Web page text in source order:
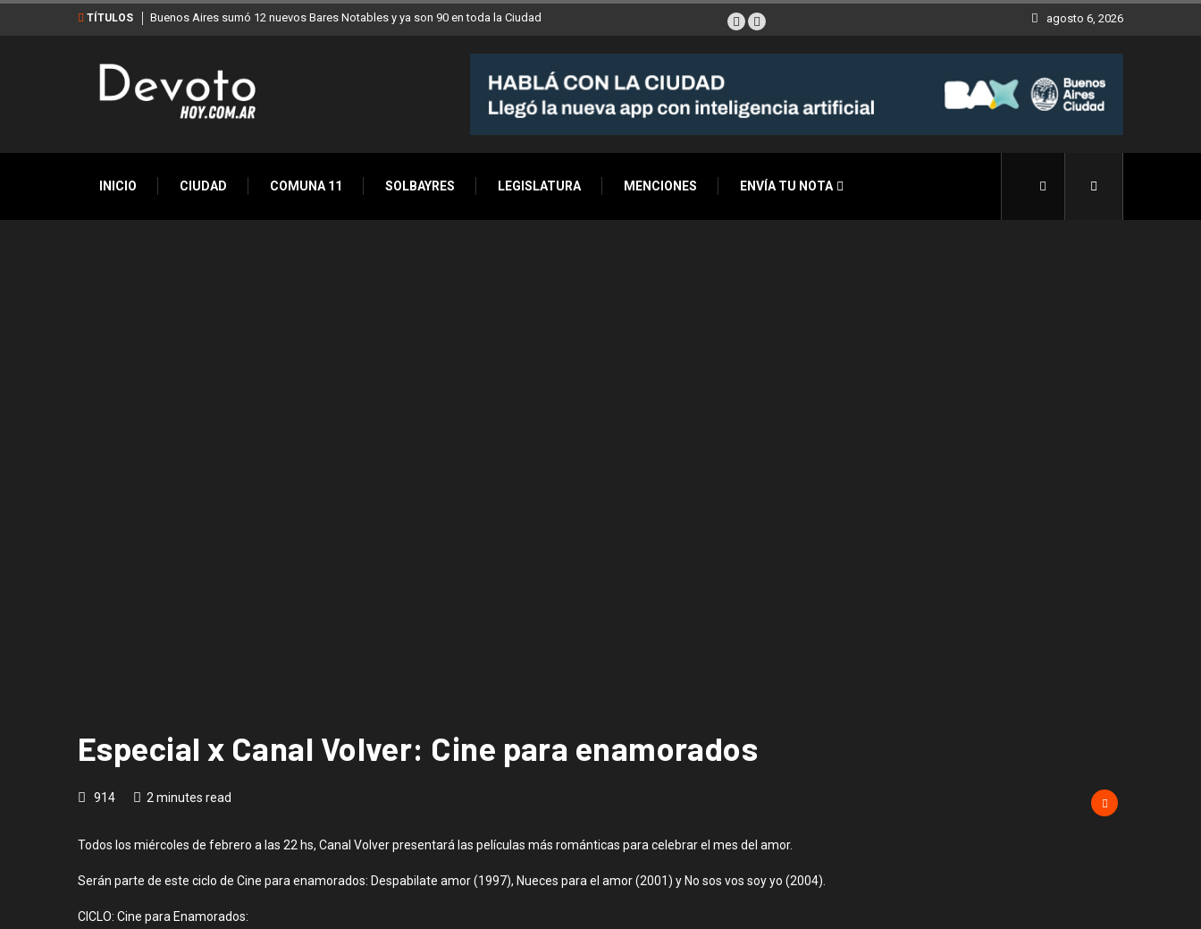
TÍTULOS Buenos Aires sumó 12 nuevos Bares Notables y ya son 90 en toda la Ciudad agosto 6, 2026
INICIO CIUDAD COMUNA 11 SOLBAYRES LEGISLATURA MENCIONES ENVÍA TU NOTA
Especial x Canal Volver: Cine para enamorados
914 2 minutes read
Todos los miércoles de febrero a las 22 hs, Canal Volver presentará las películas más románticas para celebrar el mes del amor.
Serán parte de este ciclo de Cine para enamorados: Despabilate amor (1997), Nueces para el amor (2001) y No sos vos soy yo (2004).
CICLO: Cine para Enamorados: